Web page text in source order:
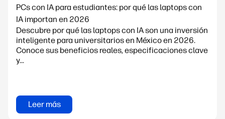
PCs con IA para estudiantes: por qué las laptops con
IA importan en 2026
Descubre por qué las laptops con IA son una inversión
inteligente para universitarios en México en 2026.
Conoce sus beneficios reales, especificaciones clave
y...
Leer más